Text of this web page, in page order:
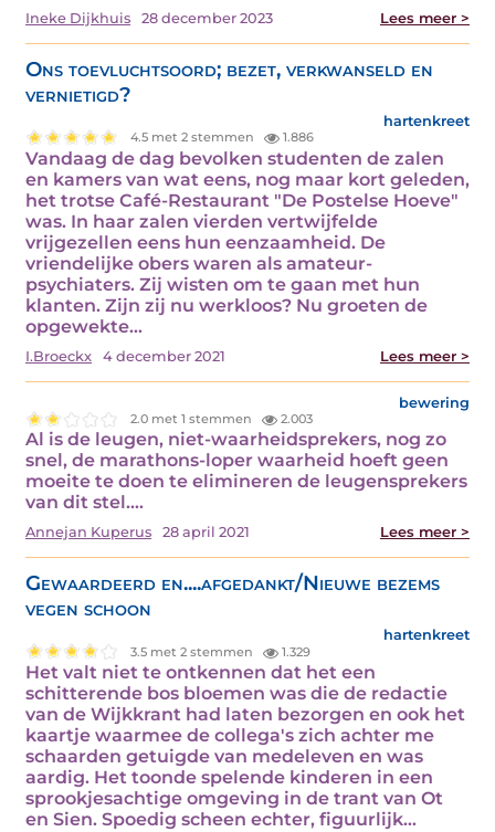
Ineke Dijkhuis 28 december 2023 Lees meer >
Ons toevluchtsoord; bezet, verkwanseld en
vernietigd?
hartenkreet
4.5 met 2 stemmen 1.886
Vandaag de dag bevolken studenten de zalen
en kamers van wat eens, nog maar kort geleden,
het trotse Café-Restaurant "De Postelse Hoeve"
was. In haar zalen vierden vertwijfelde
vrijgezellen eens hun eenzaamheid. De
vriendelijke obers waren als amateur-
psychiaters. Zij wisten om te gaan met hun
klanten. Zijn zij nu werkloos? Nu groeten de
opgewekte…
I.Broeckx 4 december 2021 Lees meer >
bewering
2.0 met 1 stemmen 2.003
Al is de leugen, niet-waarheidsprekers, nog zo
snel, de marathons-loper waarheid hoeft geen
moeite te doen te elimineren de leugensprekers
van dit stel.…
Annejan Kuperus 28 april 2021 Lees meer >
Gewaardeerd en....afgedankt/Nieuwe bezems
vegen schoon
hartenkreet
3.5 met 2 stemmen 1.329
Het valt niet te ontkennen dat het een
schitterende bos bloemen was die de redactie
van de Wijkkrant had laten bezorgen en ook het
kaartje waarmee de collega's zich achter me
schaarden getuigde van medeleven en was
aardig. Het toonde spelende kinderen in een
sprookjesachtige omgeving in de trant van Ot
en Sien. Spoedig scheen echter, figuurlijk…